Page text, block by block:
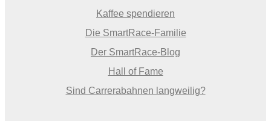
Kaffee spendieren
Die SmartRace-Familie
Der SmartRace-Blog
Hall of Fame
Sind Carrerabahnen langweilig?